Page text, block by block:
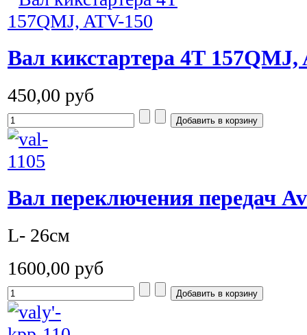
Вал кикстартера 4Т 157QMJ,
450,00 руб
Вал переключения передач
L- 26см
1600,00 руб